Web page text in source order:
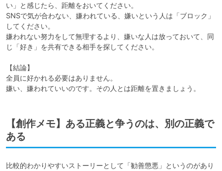
い」と感じたら、距離をおいてください。
SNSで気が合わない、嫌われている、嫌いという人は「ブロック」
してください。
嫌われない努力をして無理するより、嫌いな人は放っておいて、同
じ「好き」を共有できる相手を探してください。
【結論】
全員に好かれる必要はありません。
嫌い、嫌われていいのです。その人とは距離を置きましょう。
【創作メモ】ある正義と争うのは、別の正義で
ある
比較的わかりやすいストーリーとして「勧善懲悪」というのがあり